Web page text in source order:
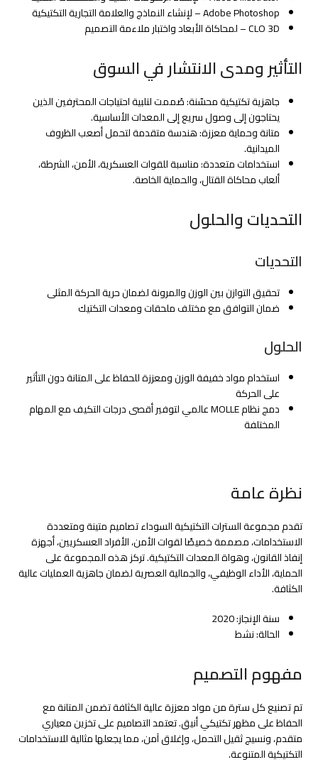
Adobe Photoshop – لإنشاء النماذج والعلامة التجارية التكتيكية
CLO 3D – لمحاكاة الأبعاد واختبار ملاءمة التصميم
التأثير ومدى الانتشار في السوق
جاهزية تكتيكية محسّنة: صُممت لتلبية احتياجات المحترفين الذين
يحتاجون إلى وصول سريع إلى المعدات الأساسية.
متانة وحماية معززة: هندسة متقدمة لتحمل أصعب الظروف
الميدانية.
استخدامات متعددة: مناسبة للقوات العسكرية، الأمن، الشرطة،
ألعاب محاكاة القتال، والحماية الخاصة.
التحديات والحلول
التحديات
تحقيق التوازن بين الوزن والمرونة لضمان حرية الحركة المثلى
ضمان التوافق مع مختلف ملحقات ومعدات التكتيك
الحلول
استخدام مواد خفيفة الوزن ومعززة للحفاظ على المتانة دون التأثير
على الحركة
دمج نظام MOLLE عالمي لتوفير أقصى درجات التكيف مع المهام
المختلفة
نظرة عامة
تقدم مجموعة السترات التكتيكية السوداء تصاميم متينة ومتعددة
الاستخدامات، مصممة خصيصًا لقوات الأمن، الأفراد العسكريين، أجهزة
إنفاذ القانون، وهواة المعدات التكتيكية. تركز هذه المجموعة على
الحماية، الأداء الوظيفي، والجمالية العصرية لضمان جاهزية العمليات عالية
الكثافة.
سنة الإنجاز: 2020
الحالة: نشط
مفهوم التصميم
تم تصنيع كل سترة من مواد معززة عالية الكثافة تضمن المتانة مع
الحفاظ على مظهر تكتيكي أنيق. تعتمد التصاميم على تخزين معياري
متقدم، ونسيج ثقيل التحمل، وإغلاق آمن، مما يجعلها مثالية للاستخدامات
التكتيكية المتنوعة.